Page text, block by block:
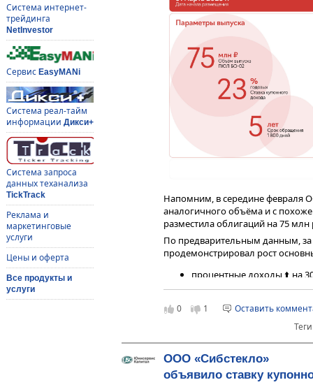
Система интернет-
трейдинга
NetInvestor
Сервис EasyMANi
Система реал-тайм
информации Дикси+
Система запроса
данных теханализа
TickTrack
Реклама и
маркетинговые
услуги
Цены и оферта
Все продукты и
услуги
Напомним, в середине февраля
аналогичного объёма и с
разместила облигаций на 75 млн
По предварительным данным,
продемонстрировал рост
процентные доходы ⬆️ на
выдача займов ⬆️ на 25%
Описание бизнес-модели,
показателях, рисках и способах
Подробныйобзорфинансового
Коммуникация с инвесторами—
0 1
Оставить
ООО «Сибстекло»
объявило ставку